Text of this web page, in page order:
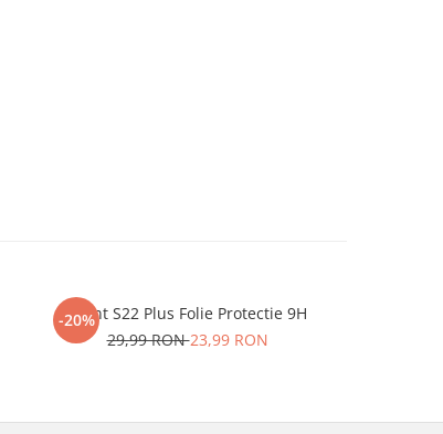
-20%
iHunt S22 Plus Folie Protectie 9H
29,99 RON23,99 RON